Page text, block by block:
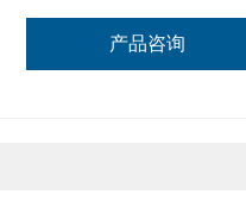
产品咨询